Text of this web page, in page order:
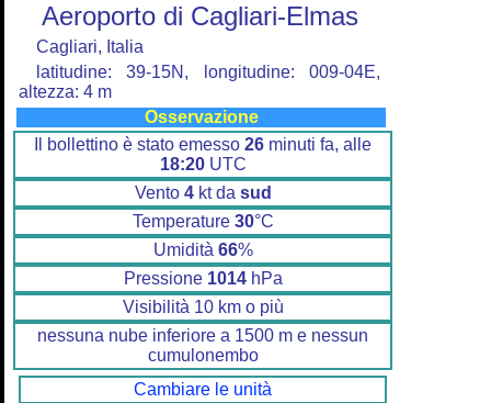
Aeroporto di Cagliari-Elmas
Cagliari, Italia
latitudine: 39-15N, longitudine: 009-04E,
altezza: 4 m
Osservazione
Il bollettino è stato emesso 26 minuti fa, alle
18:20UTC
Vento 4kt da sud
Temperature 30°C
Umidità 66%
Pressione 1014hPa
Visibilità 10 km o più
nessuna nube inferiore a 1500 m e nessun
cumulonembo
Cambiare le unità